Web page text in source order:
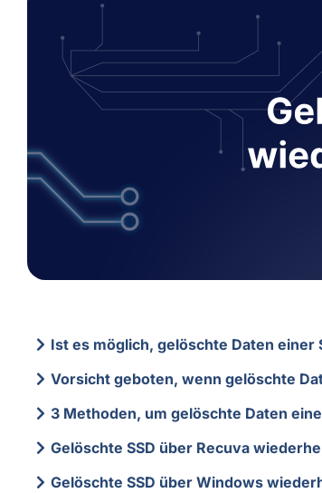
Ist es möglich, gelöschte Daten einer
Vorsicht geboten, wenn gelöschte
3 Methoden, um gelöschte Daten
Gelöschte SSD über Recuva
Gelöschte SSD über Windows